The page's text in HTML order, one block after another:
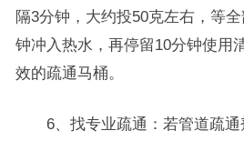
隔3分钟，大约投50克左右，等
钟冲入热水，再停留10分钟使用
效的疏通马桶。
6、找专业疏通：若管道疏通